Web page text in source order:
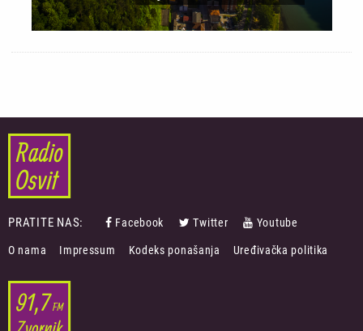
PRATITE NAS: Facebook Twitter Youtube
FOOTER
MENU
O nama Impressum Kodeks ponašanja Uređivačka politika